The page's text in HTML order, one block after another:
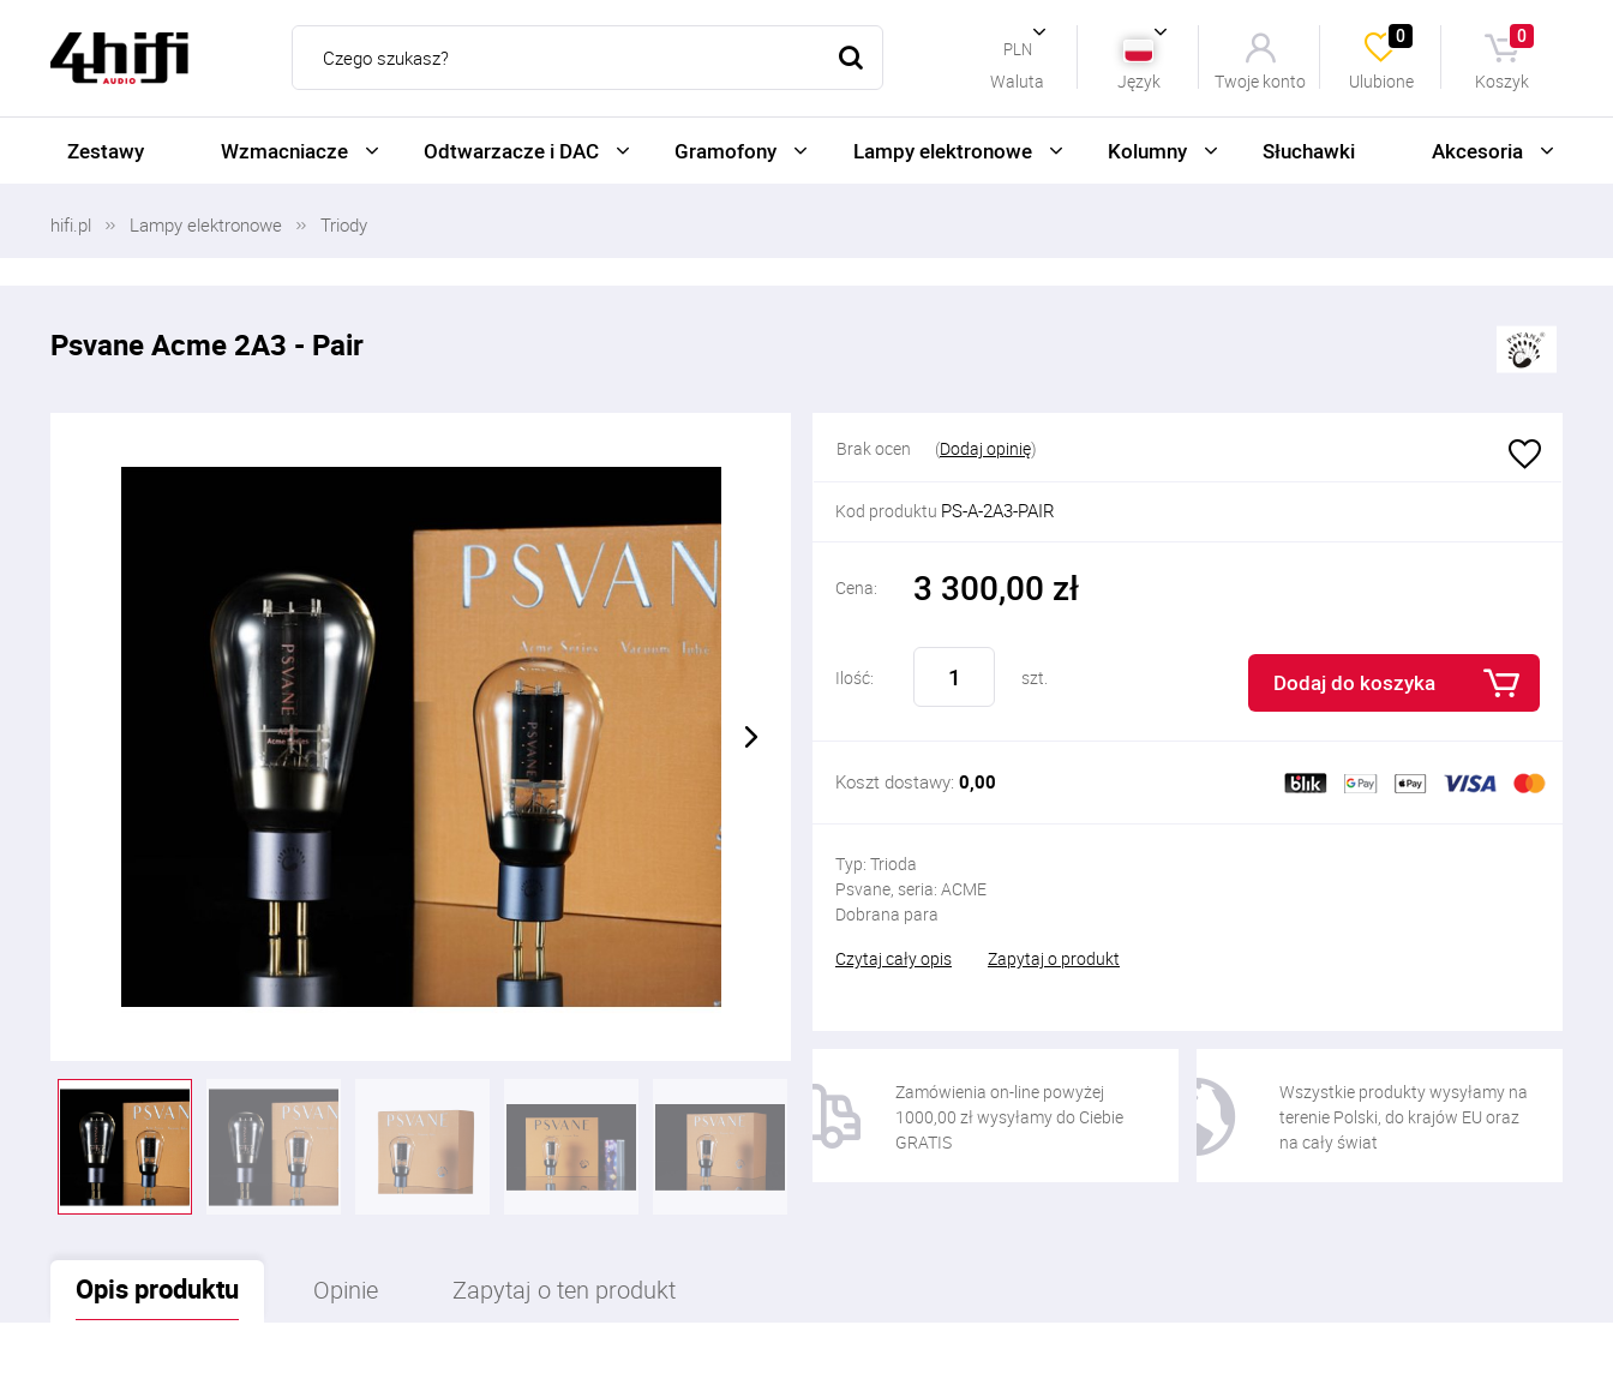
Waluta
PLN
Język Twoje konto Ulubione
0
Koszyk
0
Zestawy Wzmacniacze Odtwarzacze i DAC Gramofony Lampy elektronowe Kolumny Słuchawki Akcesoria
hifi.pl Lampy elektronowe Triody
Psvane Acme 2A3 - Pair
Brak ocen (Dodaj opinię)
Kod produktu PS-A-2A3-PAIR
Cena: 3 300,00 zł
Ilość: szt. Dodaj do koszyka
Koszt dostawy: 0,00
Typ: Trioda
Psvane, seria: ACME
Dobrana para
Czytaj cały opis
Zapytaj o produkt
Zamówienia on-line powyżej
1000,00 zł wysyłamy do Ciebie
GRATIS
Wszystkie produkty wysyłamy na
terenie Polski, do krajów EU oraz
na cały świat
Opis produktu Opinie Zapytaj o ten produkt